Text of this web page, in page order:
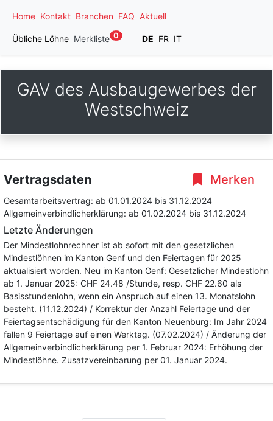
Home Kontakt Branchen FAQ Aktuell
Übliche Löhne Merkliste 0 DE FR IT
GAV des Ausbaugewerbes der
Westschweiz
Merken
Vertragsdaten
Gesamtarbeitsvertrag: ab 01.01.2024 bis 31.12.2024
Allgemeinverbindlicherklärung: ab 01.02.2024 bis 31.12.2024
Letzte Änderungen
Der Mindestlohnrechner ist ab sofort mit den gesetzlichen
Mindestlöhnen im Kanton Genf und den Feiertagen für 2025
aktualisiert worden. Neu im Kanton Genf: Gesetzlicher Mindestlohn
ab 1. Januar 2025: CHF 24.48 /Stunde, resp. CHF 22.60 als
Basisstundenlohn, wenn ein Anspruch auf einen 13. Monatslohn
besteht. (11.12.2024) / Korrektur der Anzahl Feiertage und der
Feiertagsentschädigung für den Kanton Neuenburg: Im Jahr 2024
fallen 9 Feiertage auf einen Werktag. (07.02.2024) / Änderung der
Allgemeinverbindlicherklärung per 1. Februar 2024: Erhöhung der
Mindestlöhne. Zusatzvereinbarung per 01. Januar 2024.